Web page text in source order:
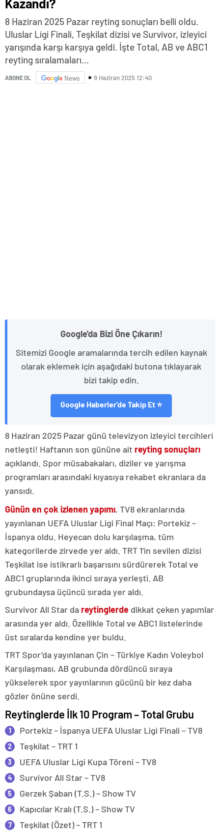
Kazandı?
8 Haziran 2025 Pazar reyting sonuçları belli oldu.
Uluslar Ligi Finali, Teşkilat dizisi ve Survivor, izleyici
yarışında karşı karşıya geldi. İşte Total, AB ve ABC1
reyting sıralamaları...
ABONE OL News 9 Haziran 2025 12:40
Google'da Bizi Öne Çıkarın!
Sitemizi Google aramalarında tercih edilen kaynak
olarak eklemek için aşağıdaki butona tıklayarak
bizi takip edin.
Google Haberler'de Takip Et ⭐
8 Haziran 2025 Pazar günü televizyon izleyici tercihleri
netleşti! Haftanın son gününe ait reyting sonuçları
açıklandı. Spor müsabakaları, diziler ve yarışma
programları arasındaki kıyasıya rekabet ekranlara da
yansıdı.
Günün en çok izlenen yapımı, TV8 ekranlarında
yayınlanan UEFA Uluslar Ligi Final Maçı: Portekiz –
İspanya oldu. Heyecan dolu karşılaşma, tüm
kategorilerde zirvede yer aldı. TRT 1’in sevilen dizisi
Teşkilat ise istikrarlı başarısını sürdürerek Total ve
ABC1 gruplarında ikinci sıraya yerleşti. AB
grubundaysa üçüncü sırada yer aldı.
Survivor All Star da reytinglerde dikkat çeken yapımlar
arasında yer aldı. Özellikle Total ve ABC1 listelerinde
üst sıralarda kendine yer buldu.
TRT Spor’da yayınlanan Çin – Türkiye Kadın Voleybol
Karşılaşması, AB grubunda dördüncü sıraya
yükselerek spor yayınlarının gücünü bir kez daha
gözler önüne serdi.
Reytinglerde İlk 10 Program – Total Grubu
Portekiz – İspanya UEFA Uluslar Ligi Finali – TV8
Teşkilat – TRT 1
UEFA Uluslar Ligi Kupa Töreni – TV8
Survivor All Star – TV8
Gerzek Şaban (T.S.) – Show TV
Kapıcılar Kralı (T.S.) – Show TV
Teşkilat (Özet) – TRT 1